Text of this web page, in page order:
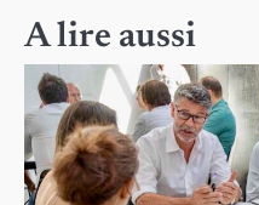
A lire aussi